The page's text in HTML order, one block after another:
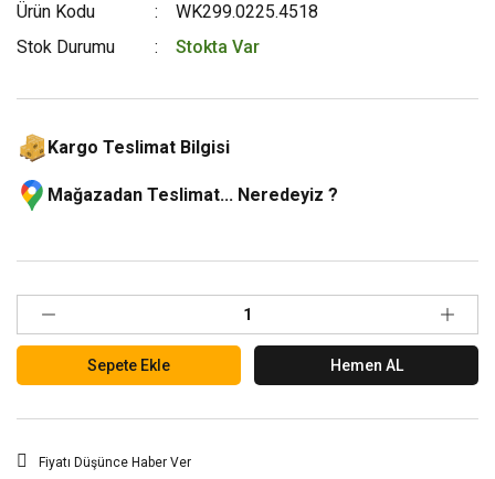
Ürün Kodu
WK299.0225.4518
Stok Durumu
Stokta Var
Kargo Teslimat Bilgisi
Mağazadan Teslimat... Neredeyiz ?
Sepete Ekle Hemen AL
Fiyatı Düşünce Haber Ver